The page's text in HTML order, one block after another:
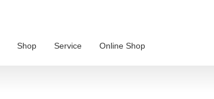
Shop Service Online Shop